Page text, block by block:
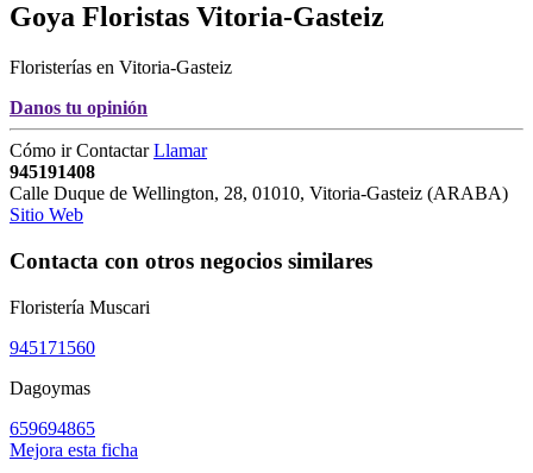
Goya Floristas Vitoria-Gasteiz
Floristerías en Vitoria-Gasteiz
Danos tu opinión
Cómo irContactarLlamar
945191408
Calle Duque de Wellington, 28, 01010, Vitoria-Gasteiz (ARABA)
Sitio Web
Contacta con otros negocios similares
Floristería Muscari
945171560
Dagoymas
659694865
Mejora esta ficha